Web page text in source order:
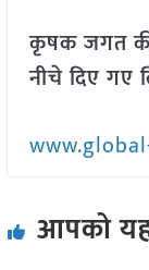
कृषक जगत
नीचे दिए गए
आपको